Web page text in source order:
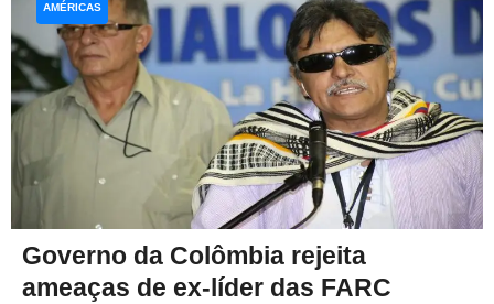
Governo da Colômbia rejeita
ameaças de ex-líder das FARC
AMÉRICAS